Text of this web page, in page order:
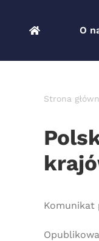
O
Strona
Komunikat